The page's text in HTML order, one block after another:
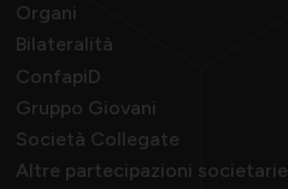
Organi
Bilateralità
ConfapiD
Gruppo Giovani
Società Collegate
Altre partecipazioni societarie